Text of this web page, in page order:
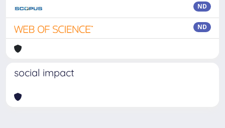
ND
ND
social impact